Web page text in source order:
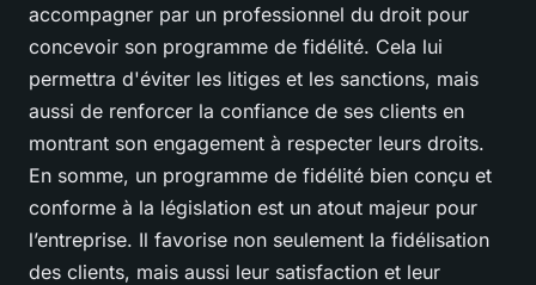
accompagner par un professionnel du droit pour
concevoir son programme de fidélité. Cela lui
permettra d'éviter les litiges et les sanctions, mais
aussi de renforcer la confiance de ses clients en
montrant son engagement à respecter leurs droits.
En somme, un programme de fidélité bien conçu et
conforme à la législation est un atout majeur pour
l’entreprise. Il favorise non seulement la fidélisation
des clients, mais aussi leur satisfaction et leur